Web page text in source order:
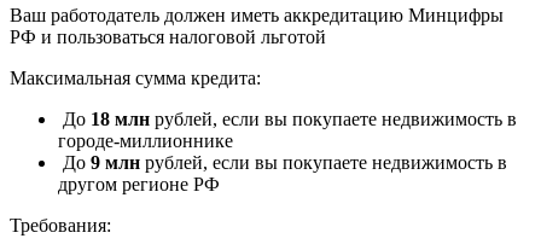
Ваш работодатель должен иметь аккредитацию Минцифры
РФ и пользоваться налоговой льготой
Максимальная сумма кредита:
До 18 млн рублей, если вы покупаете недвижимость в
городе-миллионнике
До 9 млн рублей, если вы покупаете недвижимость в
другом регионе РФ
Требования: